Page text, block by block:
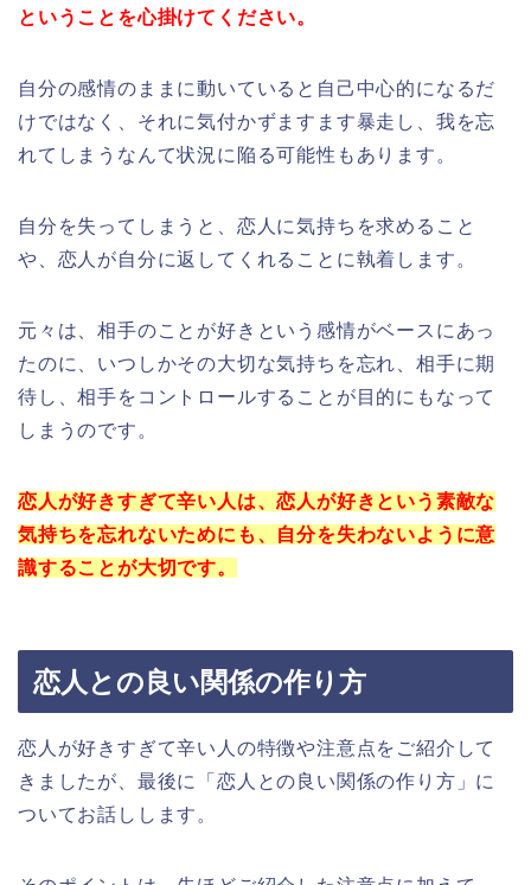
ということを心掛けてください。
自分の感情のままに動いていると自己中心的になるだ
けではなく、それに気付かずますます暴走し、我を忘
れてしまうなんて状況に陥る可能性もあります。
自分を失ってしまうと、恋人に気持ちを求めること
や、恋人が自分に返してくれることに執着します。
元々は、相手のことが好きという感情がベースにあっ
たのに、いつしかその大切な気持ちを忘れ、相手に期
待し、相手をコントロールすることが目的にもなって
しまうのです。
恋人が好きすぎて辛い人は、恋人が好きという素敵な
気持ちを忘れないためにも、自分を失わないように意
識することが大切です。
恋人との良い関係の作り方
恋人が好きすぎて辛い人の特徴や注意点をご紹介して
きましたが、最後に「恋人との良い関係の作り方」に
ついてお話しします。